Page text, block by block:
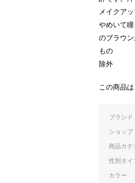
メイクア
やめいて
のブラウ
もの
除外
この商品
ブランド
ショップ
商品カテ
性別タイ
カラー